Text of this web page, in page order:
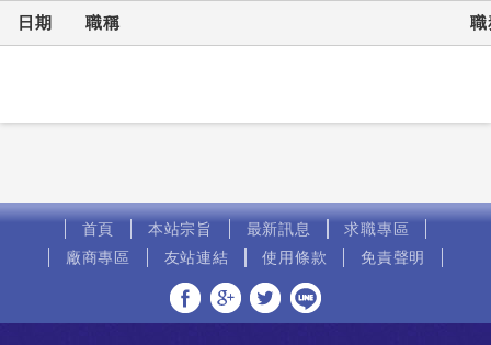
日期 職稱 職
首頁 本站宗旨 最新訊息
求職專區
廠商專區
友站連結 使用條款 免責聲明
分享至Facebook
分享至Google+
分享至Twitter